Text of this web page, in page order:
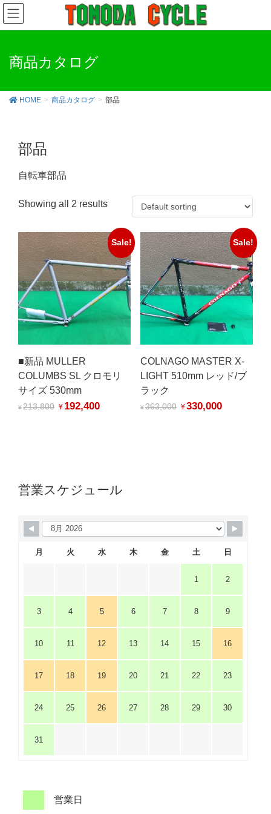
商品カタログ
HOME 商品カタログ 部品
部品
自転車部品
Showing all 2 results
Sale!
■新品 MULLER
COLUMBS SL クロモリ
サイズ 530mm
¥213,800 ¥ 192,400
Sale!
COLNAGO MASTER X-
LIGHT 510mm レッド/ブ
ラック
¥363,000 ¥330,000
営業スケジュール
月 火 水 木 金 土 日
1 2
3 4 5 6 7 8 9
10 11 12 13 14 15 16
17 18 19 20 21 22 23
24 25 26 27 28 29 30
31
営業日